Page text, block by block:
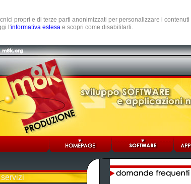
propri e di terze parti anonimizzati per personalizzare i
l'informativa estesa e scopri come disabilitarli.